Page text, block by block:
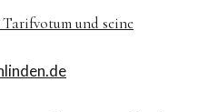
und seine